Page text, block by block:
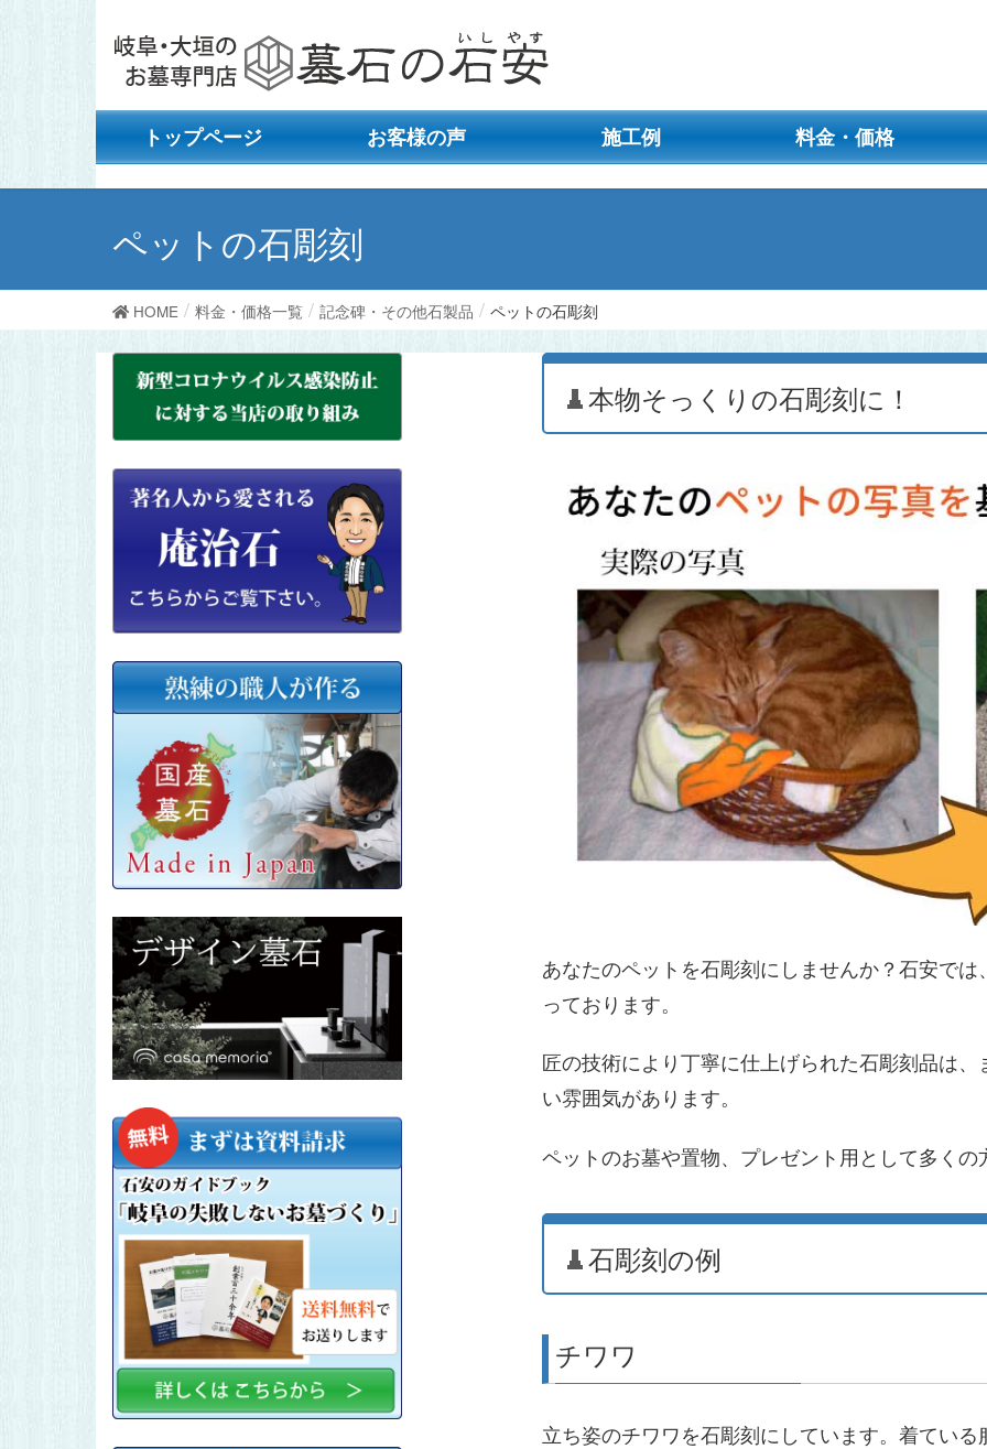
トップページ お客様の声 施工例 料金・価格
ペットの石彫刻
HOME 料金・価格一覧 記念碑・その他石製品 ペットの石彫刻
本物そっくりの石彫刻に！
あなたのペットを石彫刻にしませんか？石安で
っております。
匠の技術により丁寧に仕上げられた石彫刻品は
い雰囲気があります。
ペットのお墓や置物、プレゼント用として多く
石彫刻の例
チワワ
立ち姿のチワワを石彫刻にしています。着てい